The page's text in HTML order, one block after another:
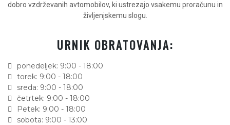
dobro vzdrževanih avtomobilov, ki ustrezajo vsakemu proračunu in
življenjskemu slogu.
URNIK OBRATOVANJA:
ponedeljek: 9:00 - 18:00
torek: 9:00 - 18:00
sreda: 9:00 - 18:00
četrtek: 9:00 - 18:00
Petek: 9:00 - 18:00
sobota: 9:00 - 13:00